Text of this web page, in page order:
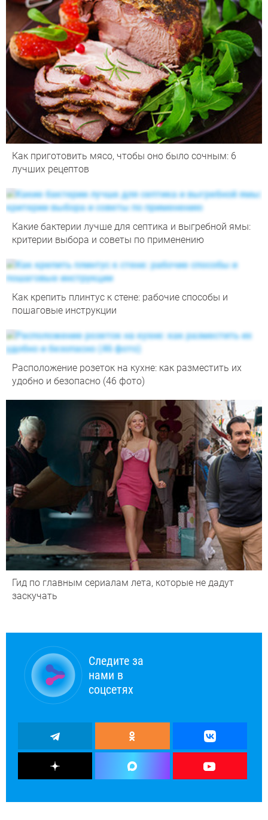
Как приготовить мясо, чтобы оно было сочным: 6
лучших рецептов
Какие бактерии лучше для септика и выгребной ямы:
критерии выбора и советы по применению
Как крепить плинтус к стене: рабочие способы и
пошаговые инструкции
Расположение розеток на кухне: как разместить их
удобно и безопасно (46 фото)
Гид по главным сериалам лета, которые не дадут
заскучать
Следите за
нами в
соцсетях